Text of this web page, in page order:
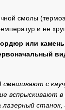
смолы
и не
или
с
вспрыскивают
станок,